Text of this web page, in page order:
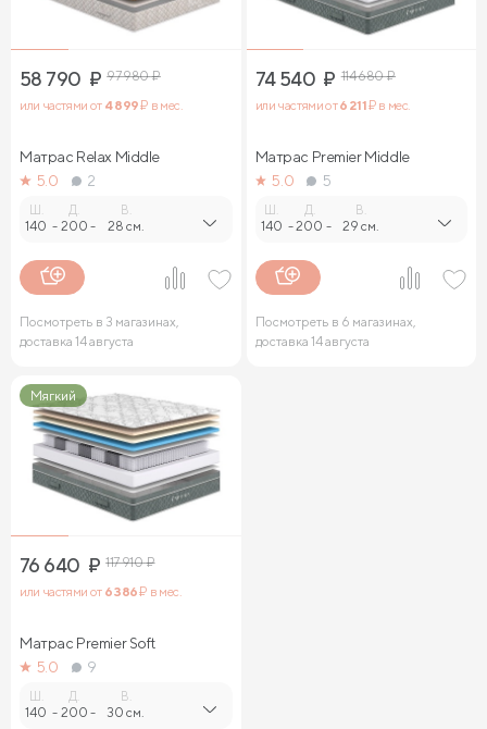
58 790 ₽ 97 980₽
или частями от 4 899₽ в мес.
Матрас Relax Middle
5.0
2
140 -
Д.
200 -
В.
28 см.
Посмотреть в 3 магазинах,
доставка 14 августа
74 540 ₽ 114 680₽
или частями от6 211₽ в мес.
Матрас Premier Middle
5.0
5
140 -
Д.
200 -
В.
29 см.
Посмотреть в 6 магазинах,
доставка 14 августа
Мягкий
76 640 ₽ 117 910₽
или частями от 6 386₽ в мес.
Матрас Premier Soft
5.0
9
140 -
Д.
200 -
В.
30 см.